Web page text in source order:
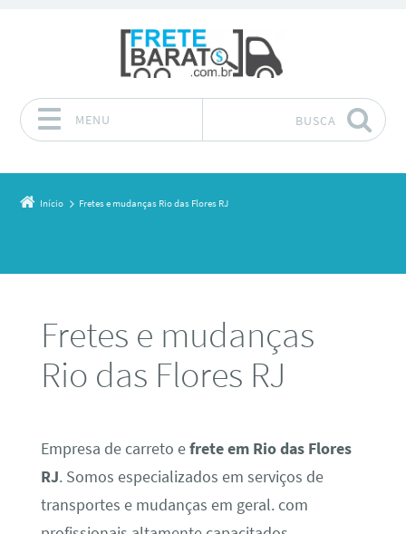
MENU BUSCA
Início Fretes e mudanças Rio das Flores RJ
Fretes e mudanças
Rio das Flores RJ
Empresa de carreto efrete em Rio das Flores
RJ. Somos especializados em serviços de
transportes e mudanças em geral. com